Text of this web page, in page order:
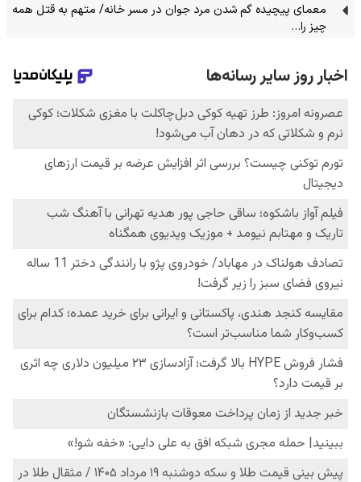
معمای پیچیده گم شدن مرد جوان در مسر خانه/ متهم به قتل همه
چیز را…